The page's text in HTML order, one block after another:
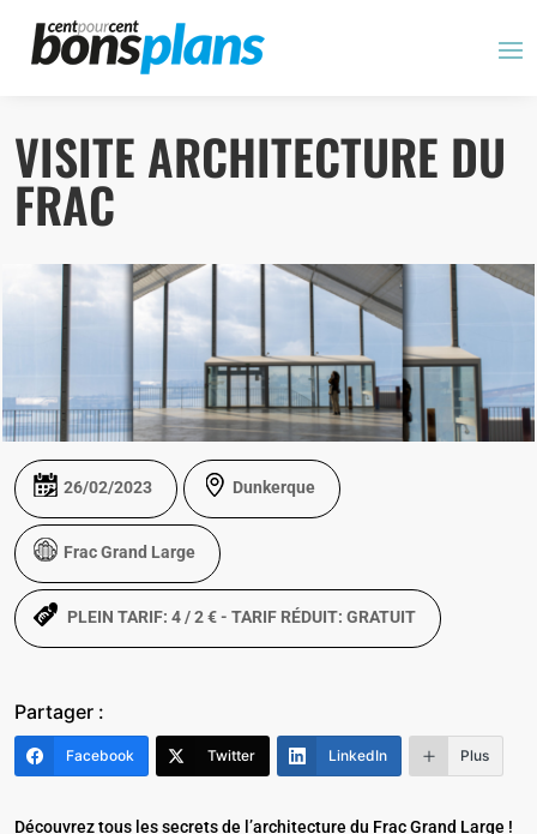
VISITE ARCHITECTURE DU
FRAC
26/02/2023 Dunkerque
Frac Grand Large
PLEIN TARIF: 4 / 2 € - TARIF RÉDUIT: GRATUIT
Partager :
Facebook Twitter LinkedIn Plus
Découvrez tous les secrets de l’architecture du Frac Grand Large !